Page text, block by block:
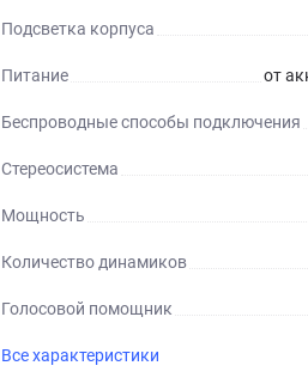
Подсветка корпуса
Питание от
Беспроводные способы подключения
Стереосистема
Мощность
Количество динамиков
Голосовой помощник
Все характеристики